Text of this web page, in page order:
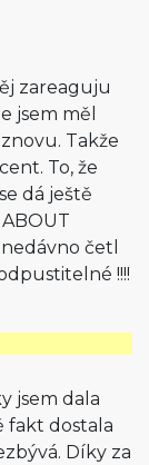
zareaguju
jsem měl
Takže
To, že
dá ještě
četl
!!!!
jsem dala
fakt dostala
Díky za